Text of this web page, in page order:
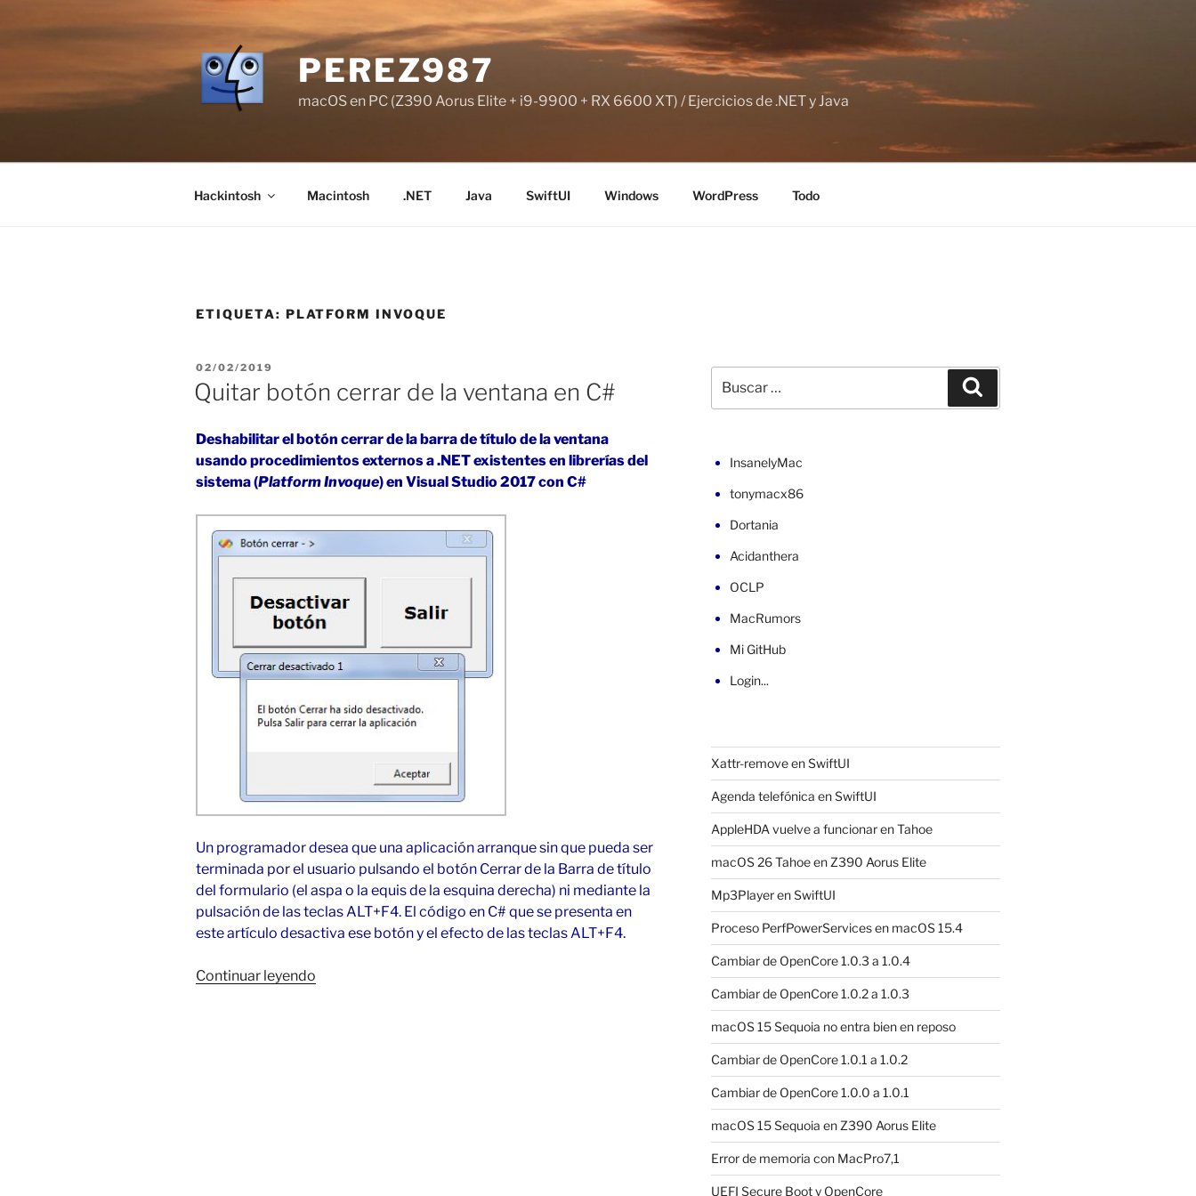
PEREZ987
macOS en PC (Z390 Aorus Elite + i9-9900 + RX 6600 XT) / Ejercicios de .NET y Java
Hackintosh Macintosh .NET Java SwiftUI Windows WordPress Todo
ETIQUETA: PLATFORM INVOQUE
PUBLICADO
EL
02/02/2019
Quitar botón cerrar de la ventana en C#
Deshabilitar el botón cerrar de la barra de título de la ventana
usando procedimientos externos a .NET existentes en librerías del
sistema (Platform Invoque) en Visual Studio 2017 con C#
Un programador desea que una aplicación arranque sin que pueda ser
terminada por el usuario pulsando el botón Cerrar de la Barra de título
del formulario (el aspa o la equis de la esquina derecha) ni mediante la
pulsación de las teclas ALT+F4. El código en C# que se presenta en
este artículo desactiva ese botón y el efecto de las teclas ALT+F4.
Continuar leyendo
por:
InsanelyMac
tonymacx86
Dortania
Acidanthera
OCLP
MacRumors
Mi GitHub
Login...
Xattr-remove en SwiftUI
Agenda telefónica en SwiftUI
AppleHDA vuelve a funcionar en Tahoe
macOS 26 Tahoe en Z390 Aorus Elite
Mp3Player en SwiftUI
Proceso PerfPowerServices en macOS 15.4
Cambiar de OpenCore 1.0.3 a 1.0.4
Cambiar de OpenCore 1.0.2 a 1.0.3
macOS 15 Sequoia no entra bien en reposo
Cambiar de OpenCore 1.0.1 a 1.0.2
Cambiar de OpenCore 1.0.0 a 1.0.1
macOS 15 Sequoia en Z390 Aorus Elite
Error de memoria con MacPro7,1
UEFI Secure Boot y OpenCore